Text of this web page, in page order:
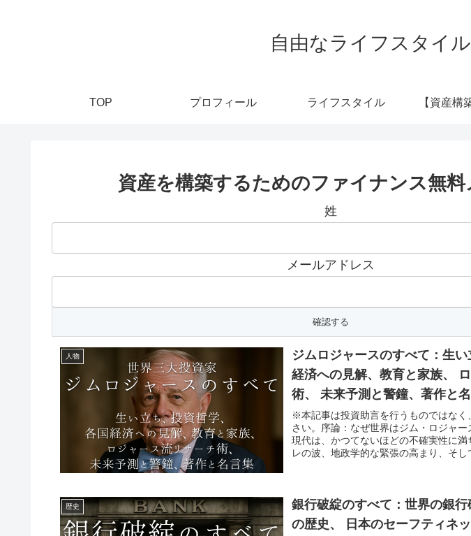
自由なライフスタイ
TOP プロフィール ライフスタイル 【資産構
資産を構築するためのファイナンス無
姓
メールアドレス
人物
ジムロジャースのすべて：生
経済への見解、教育と家族、
術、 未来予測と警鐘、著作と
※本記事は投資助言を行うものではな
さい。序論：なぜ世界はジム・ロジャ
現代は、かつてないほどの不確実性に
レの波、地政学的な緊張の高まり、そし
歴史
銀行破綻のすべて：世界の銀
の歴史、 日本のセーフティネ